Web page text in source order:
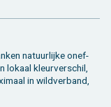
na­tuur­lij­ke on­ef­
lo­kaal kleur­ver­schil,
in wild­ver­band,